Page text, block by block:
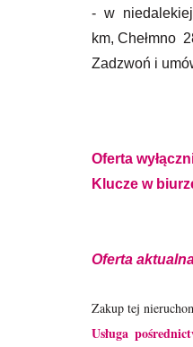
- w
km, Chełmno
Zadzwoń i
Oferta
Klucze w
Oferta
Zakup tej
Usługa